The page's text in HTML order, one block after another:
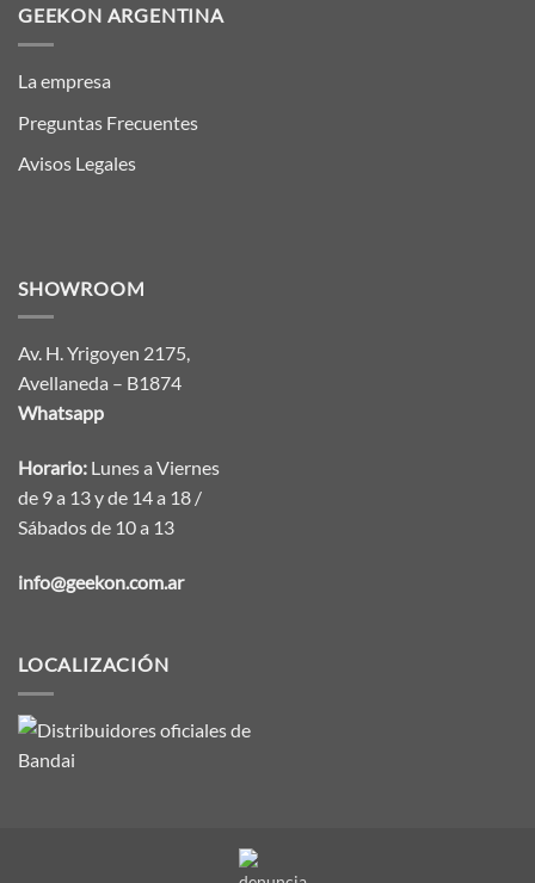
GEEKON ARGENTINA
La empresa
Preguntas Frecuentes
Avisos Legales
SHOWROOM
Av. H. Yrigoyen 2175,
Avellaneda – B1874
Whatsapp
Horario: Lunes a Viernes
de 9 a 13 y de 14 a 18 /
Sábados de 10 a 13
info@geekon.com.ar
LOCALIZACIÓN